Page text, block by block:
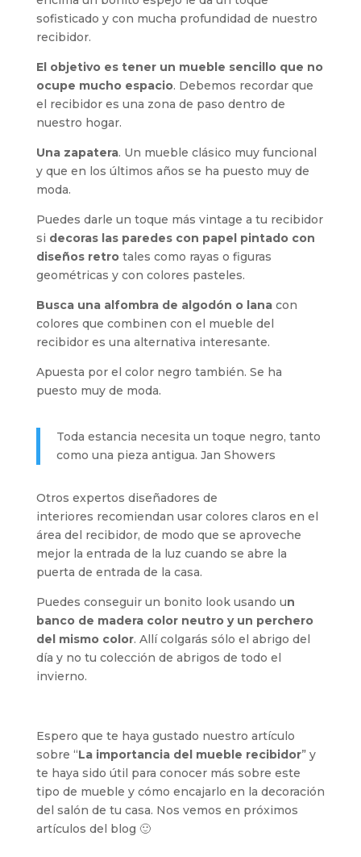
sofisticado y con mucha profundidad de nuestro
recibidor.
El objetivo es tener un mueble sencillo que no
ocupe mucho espacio. Debemos recordar que
el recibidor es una zona de paso dentro de
nuestro hogar.
Una zapatera. Un mueble clásico muy funcional
y que en los últimos años se ha puesto muy de
moda.
Puedes darle un toque más vintage a tu recibidor
si decoras las paredes con papel pintado con
diseños retrotales como rayas o figuras
geométricas y con colores pasteles.
Busca una alfombra de algodón o lanacon
colores que combinen con el mueble del
recibidor es una alternativa interesante.
Apuesta por el color negro también. Se ha
puesto muy de moda.
Toda estancia necesita un toque negro, tanto
como una pieza antigua. Jan Showers
Otros expertos diseñadores de
interiores recomiendan usar colores claros en el
área del recibidor, de modo que se aproveche
mejor la entrada de la luz cuando se abre la
puerta de entrada de la casa.
Puedes conseguir un bonito look usando un
banco de madera color neutro y un perchero
del mismo color. Allí colgarás sólo el abrigo del
día y no tu colección de abrigos de todo el
invierno.
Espero que te haya gustado nuestro artículo
sobre “La importancia del mueble recibidor” y
te haya sido útil para conocer más sobre este
tipo de mueble y cómo encajarlo en la decoración
del salón de tu casa. Nos vemos en próximos
artículos del blog 🙂